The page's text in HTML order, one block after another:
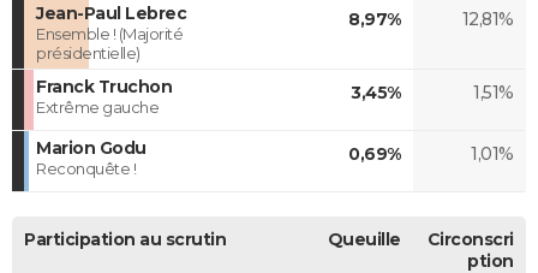
Jean-Paul Lebrec
Ensemble ! (Majorité
présidentielle)
8,97% 12,81%
Franck Truchon
Extrême gauche
3,45% 1,51%
Marion Godu
Reconquête !
0,69% 1,01%
Participation au scrutin Queuille
Circonscri
ption